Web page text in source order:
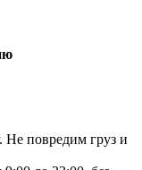
Не повредим груз и